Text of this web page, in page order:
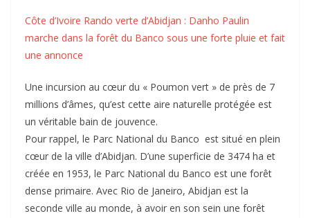
Côte d’Ivoire Rando verte d’Abidjan : Danho Paulin
marche dans la forêt du Banco sous une forte pluie et fait
une annonce
Une incursion au cœur du « Poumon vert » de près de 7
millions d’âmes, qu’est cette aire naturelle protégée est
un véritable bain de jouvence.
Pour rappel, le Parc National du Banco est situé en plein
cœur de la ville d’Abidjan. D’une superficie de 3474 ha et
créée en 1953, le Parc National du Banco est une forêt
dense primaire. Avec Rio de Janeiro, Abidjan est la
seconde ville au monde, à avoir en son sein une forêt